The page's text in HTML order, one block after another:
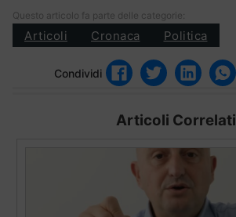
Questo articolo fa parte delle categorie:
Articoli Cronaca Politica
Condividi
Articoli Correlati